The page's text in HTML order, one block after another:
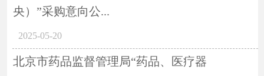
央）”采购意向公...
2025-05-20
北京市药品监督管理局“药品、医疗器